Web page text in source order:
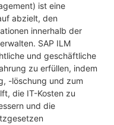
ist eine
abzielt, den
innerhalb der
SAP ILM
und geschäftliche
zu erfüllen, indem
-löschung und zum
die IT-Kosten zu
und die